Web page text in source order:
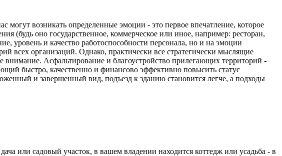
могут возникать определенные эмоции - это первое впечатление, которое
(будь оно государственное, коммерческое или иное, например: ресторан,
уровень и качество работоспособности персонала, но и на эмоции
всех организаций. Однако, практически все стратегически мыслящие
внимание. Асфальтирование и благоустройство прилегающих территорий -
быстро, качественно и финансово эффективно повысить статус
и завершенный вид, подъезд к зданию становится легче, а подходы
или садовый участок, в вашем владении находится коттедж или усадьба - в